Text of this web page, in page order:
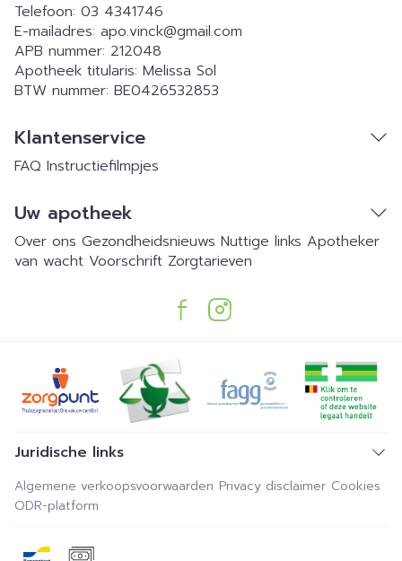
Telefoon: 03 4341746
E-mailadres: apo.vinck@gmail.com
APB nummer: 212048
Apotheek titularis: Melissa Sol
BTW nummer: BE0426532853
Klantenservice
FAQ Instructiefilmpjes
Uw apotheek
Over ons Gezondheidsnieuws Nuttige links Apotheker
van wacht Voorschrift Zorgtarieven
Juridische links
Algemene verkoopsvoorwaarden Privacy disclaimer Cookies
ODR-platform